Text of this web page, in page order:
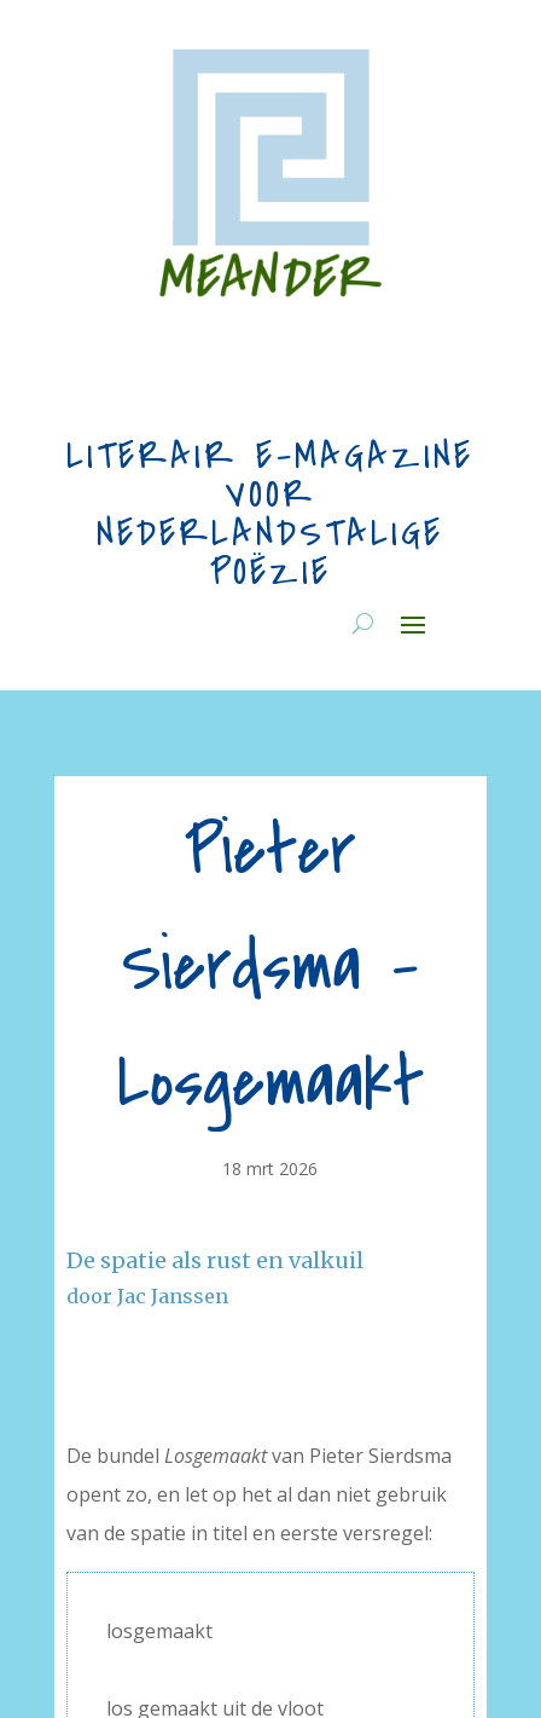
LITERAIR E-MAGAZINE
VOOR
NEDERLANDSTALIGE
POËZIE
Pieter
Sierdsma –
Losgemaakt
18 mrt 2026
De spatie als rust en valkuil
door Jac Janssen
De bundel Losgemaaktvan Pieter Sierdsma
opent zo, en let op het al dan niet gebruik
van de spatie in titel en eerste versregel:
losgemaakt
los gemaakt uit de vloot